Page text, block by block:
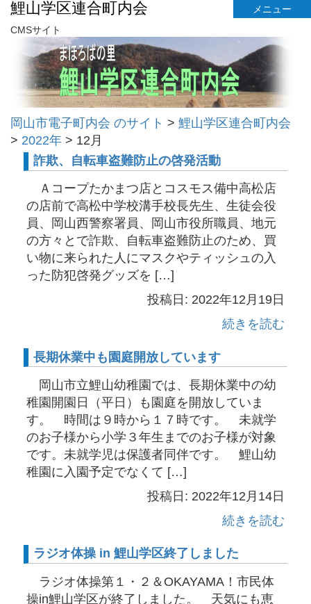
鯉山学区連合町内会
メニュー
CMSサイト
岡山市電子町内会 のサイト > 鯉山学区連合町内会
> 2022年 > 12月
詐欺、自転車盗難防止の啓発活動
Ａコープたかまつ店とコスモス備中高松店
の店前で高松中学校溝手校長先生、生徒会役
員、岡山西警察署員、岡山市役所職員、地元
の方々とで詐欺、自転車盗難防止のため、買
い物に来られた人にマスクやティッシュの入
った防犯啓発グッズを […]
投稿日: 2022年12月19日
続きを読む
長期休業中も園庭開放しています
岡山市立鯉山幼稚園では、長期休業中の幼
稚園開園日（平日）も園庭を開放していま
す。 時間は９時から１７時です。 未就学
のお子様から小学３年生までのお子様が対象
です。未就学児は保護者同伴です。 鯉山幼
稚園に入園予定でなくて […]
投稿日: 2022年12月14日
続きを読む
ラジオ体操 in 鯉山学区終了しました
ラジオ体操第１・２＆OKAYAMA！市民体
操in鯉山学区が終了しました。 天気にも恵